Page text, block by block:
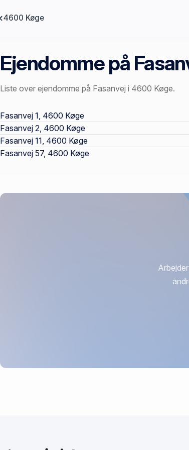
4600 Køge
Ejendomme på
Liste over ejendomme på Fasanvej i 4600 Køge.
Offentlige ejendomssider
Fasanvej 1, 4600 Køge
Fasanvej 2, 4600 Køge
Fasanvej 11, 4600 Køge
Fasanvej 57, 4600 Køge